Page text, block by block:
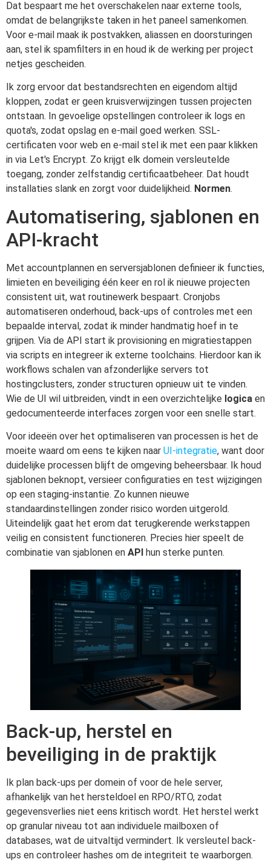
Dat bespaart me het overschakelen naar externe tools,
omdat de belangrijkste taken in het paneel samenkomen.
Voor e-mail maak ik postvakken, aliassen en doorsturingen
aan, stel ik spamfilters in en houd ik de werking per project
netjes gescheiden.
Ik zorg ervoor dat bestandsrechten en eigendom altijd
kloppen, zodat er geen kruisverwijzingen tussen projecten
ontstaan. In gevoelige opstellingen controleer ik logs en
quota's, zodat opslag en e-mail goed werken. SSL-
certificaten voor web en e-mail stel ik met een paar klikken
in via Let's Encrypt. Zo krijgt elk domein versleutelde
toegang, zonder zelfstandig certificaatbeheer. Dat houdt
installaties slank en zorgt voor duidelijkheid. Normen.
Automatisering, sjablonen en
API-kracht
Met accountplannen en serversjablonen definieer ik functies,
limieten en beveiliging één keer en rol ik nieuwe projecten
consistent uit, wat routinewerk bespaart. Cronjobs
automatiseren onderhoud, back-ups of controles met een
bepaalde interval, zodat ik minder handmatig hoef in te
grijpen. Via de API start ik provisioning en migratiestappen
via scripts en integreer ik externe toolchains. Hierdoor kan ik
workflows schalen van afzonderlijke servers tot
hostingclusters, zonder structuren opnieuw uit te vinden.
Wie de UI wil uitbreiden, vindt in een overzichtelijke logica en
gedocumenteerde interfaces zorgen voor een snelle start.
Voor ideeën over het optimaliseren van processen is het de
moeite waard om eens te kijken naar UI-integratie, want door
duidelijke processen blijft de omgeving beheersbaar. Ik houd
sjablonen beknopt, versieer configuraties en test wijzigingen
op een staging-instantie. Zo kunnen nieuwe
standaardinstellingen zonder risico worden uitgerold.
Uiteindelijk gaat het erom dat terugkerende werkstappen
veilig en consistent functioneren. Precies hier speelt de
combinatie van sjablonen en API hun sterke punten.
Back-up, herstel en
beveiliging in de praktijk
Ik plan back-ups per domein of voor de hele server,
afhankelijk van het hersteldoel en RPO/RTO, zodat
gegevensverlies niet eens kritisch wordt. Het herstel werkt
op granular niveau tot aan individuele mailboxen of
databases, wat de uitvaltijd vermindert. Ik versleutel back-
ups en controleer hashes om de integriteit te waarborgen.